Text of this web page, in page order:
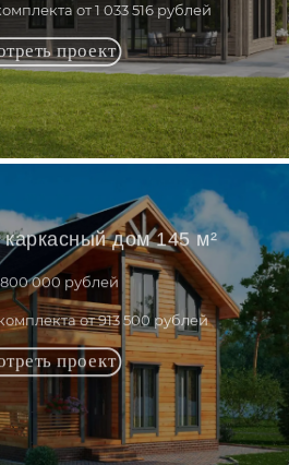
от 1 033 516 рублей
дом 145 м²
800 000 рублей
от 913 500 рублей